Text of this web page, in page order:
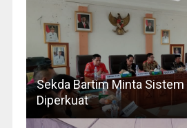
Sekda Bartim Minta
Diperkuat